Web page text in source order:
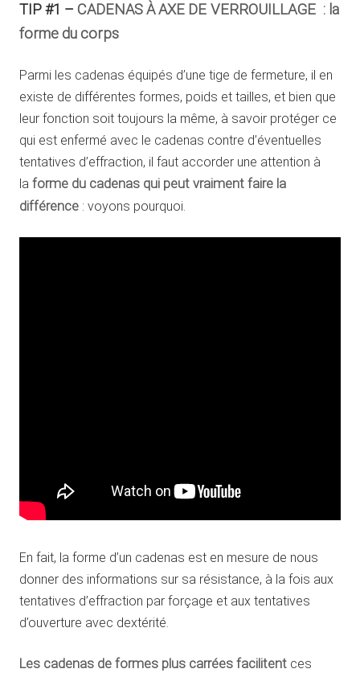
TIP #1 – CADENAS À AXE DE VERROUILLAGE : la
forme du corps
Parmi les cadenas équipés d’une tige de fermeture, il en
existe de différentes formes, poids et tailles, et bien que
leur fonction soit toujours la même, à savoir protéger ce
qui est enfermé avec le cadenas contre d’éventuelles
tentatives d’effraction, il faut accorder une attention à
la forme du cadenas qui peut vraiment faire la
différence : voyons pourquoi.
En fait, la forme d’un cadenas est en mesure de nous
donner des informations sur sa résistance, à la fois aux
tentatives d’effraction par forçage et aux tentatives
d’ouverture avec dextérité.
Les cadenas de formes plus carrées facilitent ces